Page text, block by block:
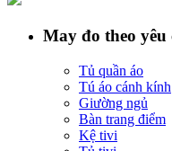
May đo theo yêu
Tủ quần áo
Tú áo cánh kính
Giường ngủ
Bàn trang điểm
Kệ tivi